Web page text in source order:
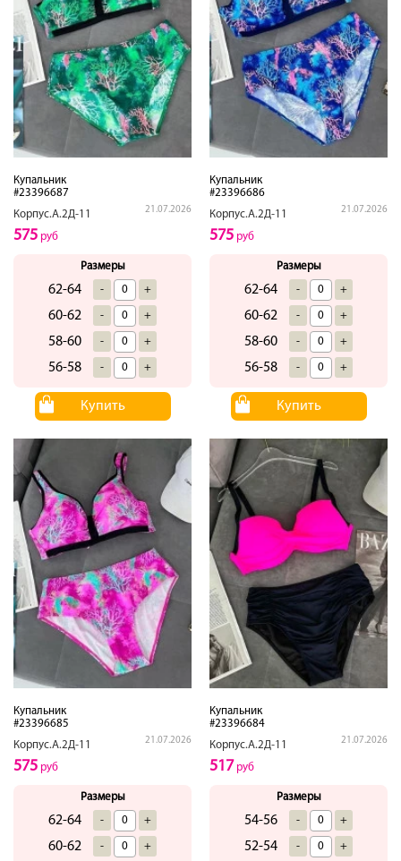
Купальник
#23396687
Корпус.А.2Д-11
21.07.2026
575 руб
Размеры
62-64 - +
60-62 - +
58-60 - +
56-58 - +
Купить
Купальник
#23396686
Корпус.А.2Д-11
21.07.2026
575 руб
Размеры
62-64 - +
60-62 - +
58-60 - +
56-58 - +
Купить
Купальник
#23396685
Корпус.А.2Д-11
21.07.2026
575 руб
Размеры
62-64 - +
60-62 - +
Купальник
#23396684
Корпус.А.2Д-11
21.07.2026
517 руб
Размеры
54-56 - +
52-54 - +